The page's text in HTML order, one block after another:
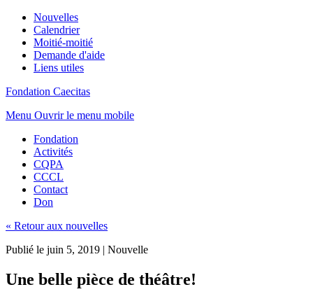
Nouvelles
Calendrier
Moitié-moitié
Demande d'aide
Liens utiles
Fondation Caecitas
Menu Ouvrir le menu mobile
Fondation
Activités
CQPA
CCCL
Contact
Don
« Retour aux nouvelles
Publié le juin 5, 2019 | Nouvelle
Une belle pièce de théâtre!